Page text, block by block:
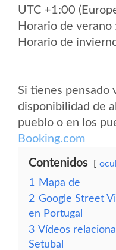
UTC +1:00
Horario de verano
Horario de
Si tienes pensado
disponibilidad de
pueblo o en los
Booking.com
Contenidos
1
Mapa de
2 Google Street
en Portugal
3 Vídeos
Setubal